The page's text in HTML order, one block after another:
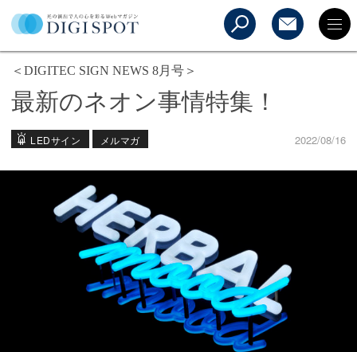
＜DIGITEC SIGN NEWS 8月号＞
最新のネオン事情特集！
LEDサイン メルマガ 2022/08/16